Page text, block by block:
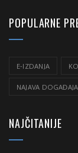
POPULARNE
E-IZDANJA
NAJAVA DOGAĐAJA
NAJČITANIJE